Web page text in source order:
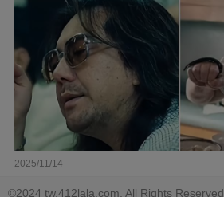
2025/11/14
©2024 tw.412lala.com. All Rights Reserved.